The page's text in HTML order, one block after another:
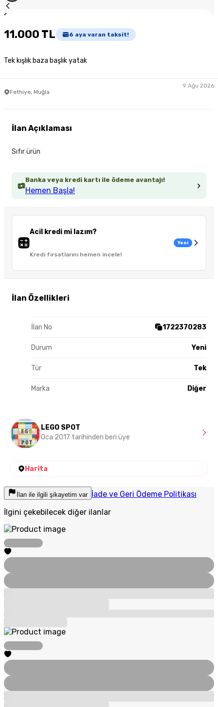
1
11.000 TL 6 aya varan taksit!
Tek kışlık baza başlık yatak
Fethiye, Muğla
9 Ağu 2026
Banka veya kredi kartı ile ödeme avantajı!
Hemen Başla!
Acil kredi mi lazım?
Kredi fırsatlarını hemen incele!
Yeni
İlan Özellikleri
İlan No 1722370283
Durum Yeni
Tür Tek
Marka Diğer
İlan Açıklaması
Sıfır ürün
LEGO SPOT
Oca 2017 tarihinden beri üye
Harita
İlan ile ilgili şikayetim var İade ve Geri Ödeme Politikası
İlgini çekebilecek diğer ilanlar